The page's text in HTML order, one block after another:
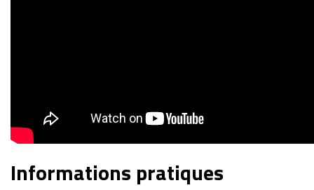
Informations pratiques